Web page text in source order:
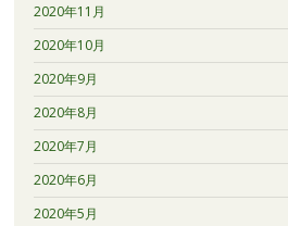
2020年11月
2020年10月
2020年9月
2020年8月
2020年7月
2020年6月
2020年5月